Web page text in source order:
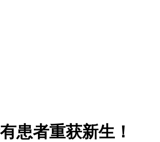
患者重获新生！